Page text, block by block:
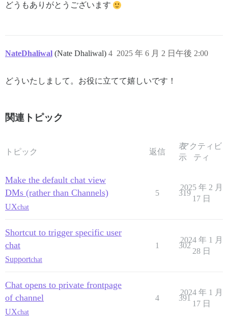
どうもありがとうございます
NateDhaliwal (Nate Dhaliwal) 2025 年 6 月 2 日午後 2:00
4
どういたしまして。お役に立てて嬉しいです！
関連トピック
トピック 返信
表
示
アクティビ
ティ
Make the default chat view
DMs (rather than Channels)
UXchat
5 319
2025 年 2 月
17 日
Shortcut to trigger specific user
chat
Supportchat
1 302
2024 年 1 月
28 日
Chat opens to private frontpage
of channel
UXchat
4 391
2024 年 1 月
17 日